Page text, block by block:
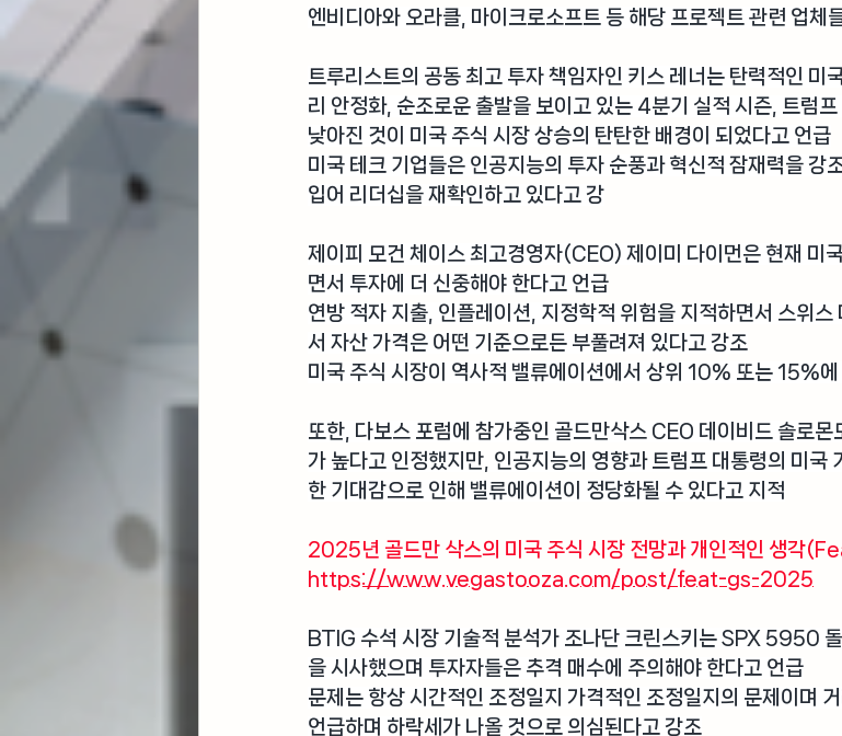
엔비디아와 오라클, 마이크로소프트 등 해당 프로젝트 관련 업체
트루리스트의 공동 최고 투자 책임자인 키스 레너 는 탄력적인 미
리 안정화, 순조로운 출발을 보이고 있는 4분기 실적 시즌, 트럼
낮아진 것이 미국 주식 시장 상승의 탄탄한 배경이 되었다고 언급
미국 테크 기업들은 인공지능의 투자 순풍과 혁신적 잠재력을 강
입어 리더십을 재확인하고 있다고 강
제이피 모건 체이스 최고경영자(CEO) 제이미 다이먼은 현재 미
면서 투자에 더 신중해야 한다고 언급
연방 적자 지출, 인플레이션, 지정학적 위험을 지적하면서 스위스
서 자산 가격은 어떤 기준으로든 부풀려져 있다고 강조
미국 주식 시장이 역사적 밸류에이션에서 상위 10% 또는 15%
또한, 다보스 포럼에 참가중인 골드만삭스 CEO 데이비드 솔로몬
가 높다고 인정했지만, 인공지능의 영향과 트럼프 대통령의 미국
한 기대감으로 인해 밸류에이션이 정당화될 수 있다고 지적
2025년 골드만 삭스의 미국 주식 시장 전망과 개인적인 생각(
https://www.vegastooza.com/post/feat-gs-2025
BTIG 수석 시장 기술적 분석가 조나단 크린스키 는 SPX 5950
을 시사했으며 투자자들은 추격 매수에 주의해야 한다고 언급
문제는 항상 시간적인 조정일지 가격적인 조정일지의 문제이며
언급하며 하락세가 나올 것으로 의심된다고 강조